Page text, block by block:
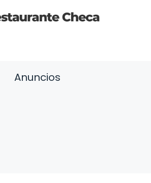
Anuncios